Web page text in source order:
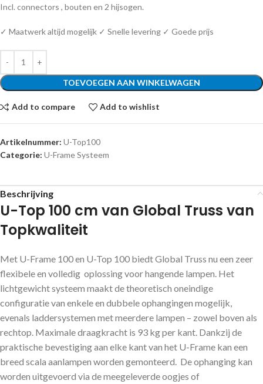
Incl. connectors , bouten en 2 hijsogen.
✓ Maatwerk altijd mogelijk ✓ Snelle levering ✓ Goede prijs
TOEVOEGEN AAN WINKELWAGEN
Add to compare Add to wishlist
Artikelnummer: U-Top100
Categorie: U-Frame Systeem
Beschrijving
U-Top 100 cm van Global Truss van
Topkwaliteit
Met U-Frame 100 en U-Top 100 biedt Global Truss nu een zeer
flexibele en volledig oplossing voor hangende lampen. Het
lichtgewicht systeem maakt de theoretisch oneindige
configuratie van enkele en dubbele ophangingen mogelijk,
evenals laddersystemen met meerdere lampen – zowel boven als
rechtop. Maximale draagkracht is 93 kg per kant. Dankzij de
praktische bevestiging aan elke kant van het U-Frame kan een
breed scala aanlampen worden gemonteerd. De ophanging kan
worden uitgevoerd via de meegeleverde oogjes of